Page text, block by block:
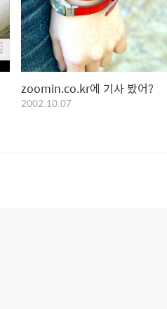
zoomin.co.kr에 기사 봤어?
2002.10.07